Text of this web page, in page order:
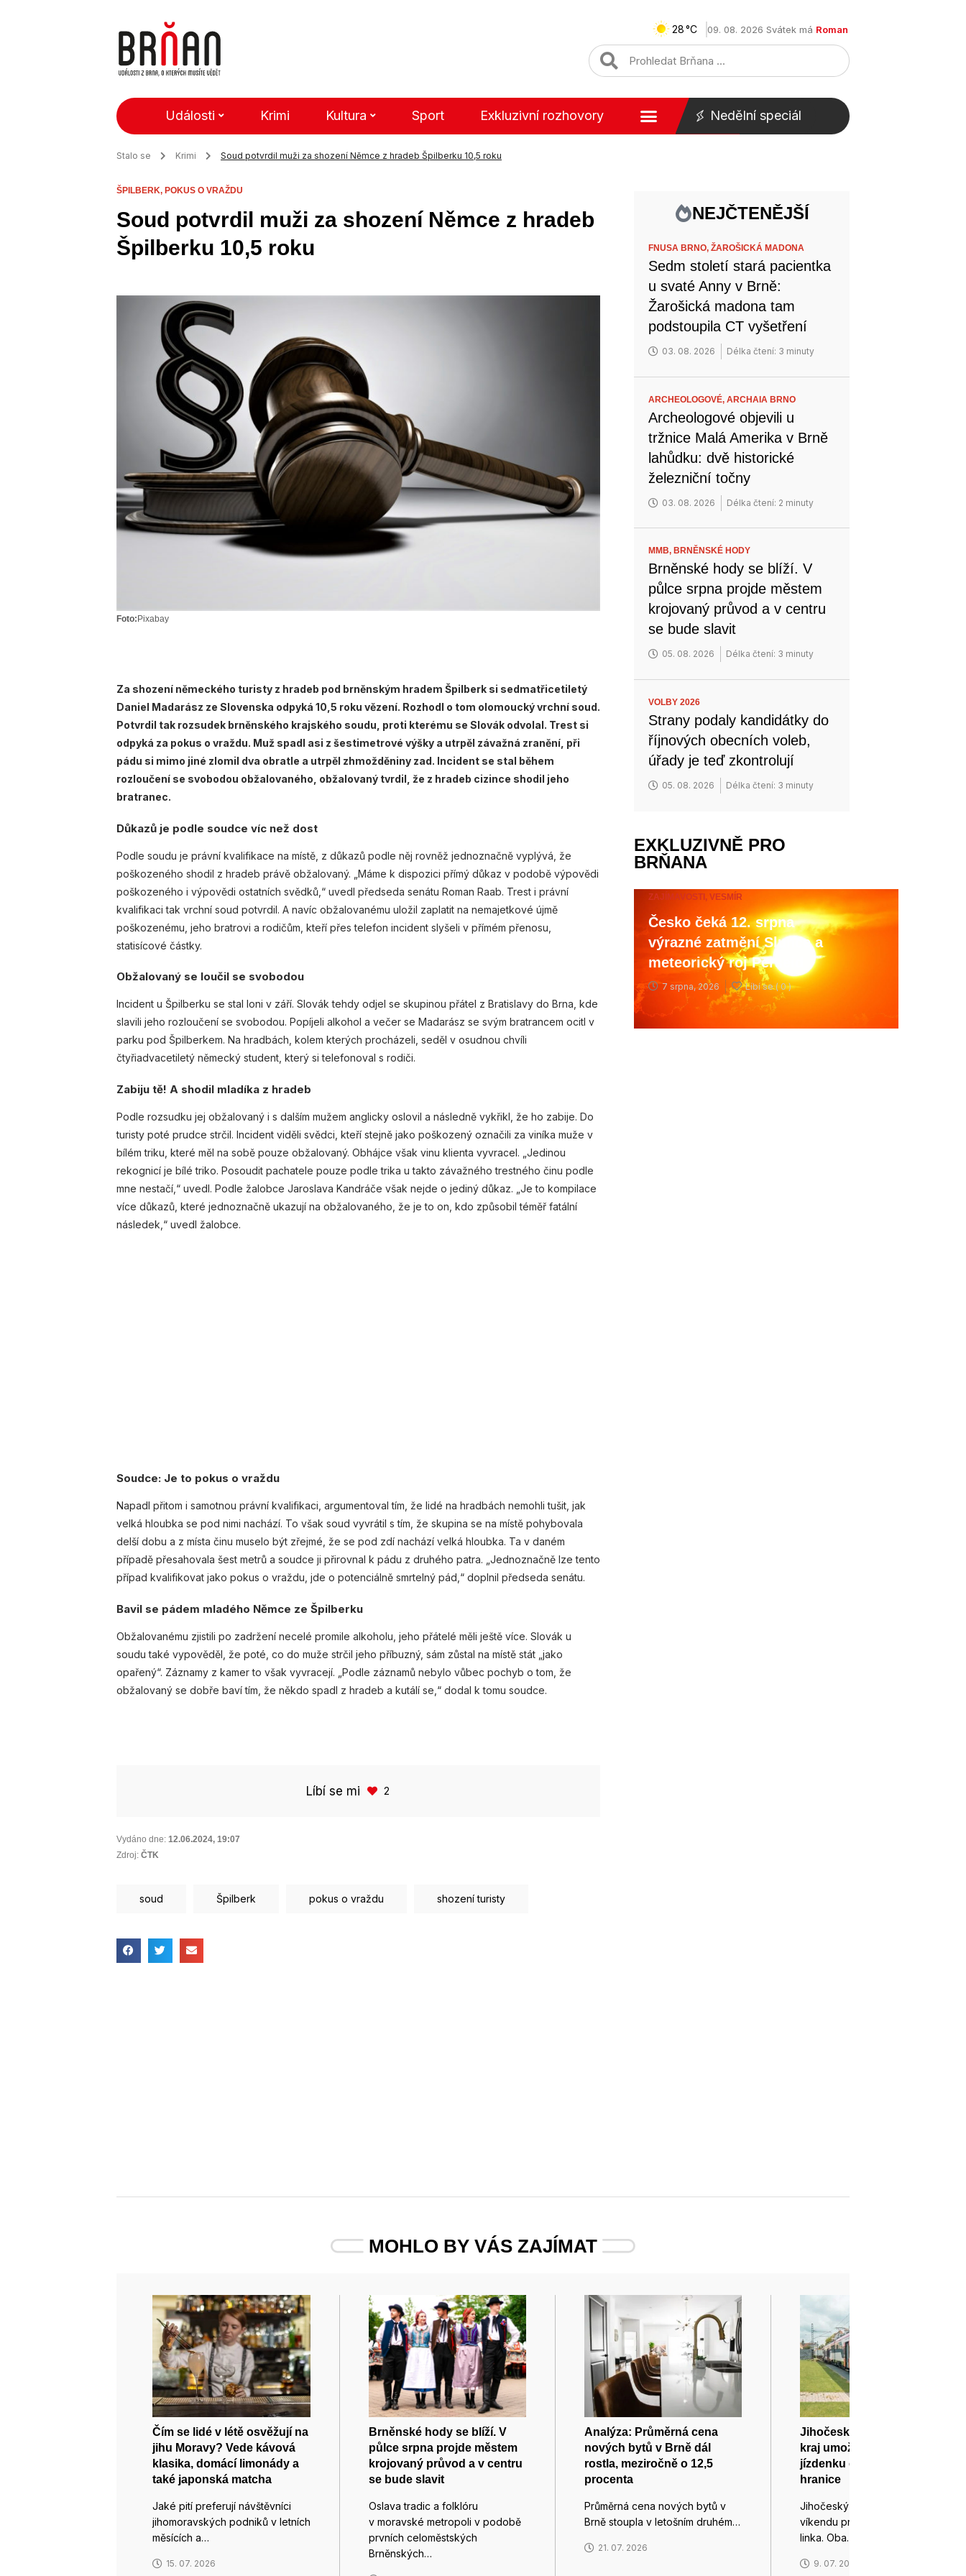
28 09. 08. 2026 Svátek má Roman
Události Krimi Kultura Sport Exkluzivní rozhovory Nedělní speciál
Stalo se Krimi Soud potvrdil muži za shození Němce z hradeb Špilberku 10,5 roku
ŠPILBERK, POKUS O VRAŽDU
Soud potvrdil muži za shození Němce z hradeb
Špilberku 10,5 roku
Foto: Pixabay
Za shození německého turisty z hradeb pod brněnským hradem Špilberk si sedmatřicetiletý
Daniel Madarász ze Slovenska odpyká 10,5 roku vězení. Rozhodl o tom olomoucký vrchní soud.
Potvrdil tak rozsudek brněnského krajského soudu, proti kterému se Slovák odvolal. Trest si
odpyká za pokus o vraždu. Muž spadl asi z šestimetrové výšky a utrpěl závažná zranění, při
pádu si mimo jiné zlomil dva obratle a utrpěl zhmožděniny zad. Incident se stal během
rozloučení se svobodou obžalovaného, obžalovaný tvrdil, že z hradeb cizince shodil jeho
bratranec.
Důkazů je podle soudce víc než dost
Podle soudu je právní kvalifikace na místě, z důkazů podle něj rovněž jednoznačně vyplývá, že
poškozeného shodil z hradeb právě obžalovaný. „Máme k dispozici přímý důkaz v podobě výpovědi
poškozeného i výpovědi ostatních svědků,“ uvedl předseda senátu Roman Raab. Trest i právní
kvalifikaci tak vrchní soud potvrdil. A navíc obžalovanému uložil zaplatit na nemajetkové újmě
poškozenému, jeho bratrovi a rodičům, kteří přes telefon incident slyšeli v přímém přenosu,
statisícové částky.
Obžalovaný se loučil se svobodou
Incident u Špilberku se stal loni v září. Slovák tehdy odjel se skupinou přátel z Bratislavy do Brna, kde
slavili jeho rozloučení se svobodou. Popíjeli alkohol a večer se Madarász se svým bratrancem ocitl v
parku pod Špilberkem. Na hradbách, kolem kterých procházeli, seděl v osudnou chvíli
čtyřiadvacetiletý německý student, který si telefonoval s rodiči.
Zabiju tě! A shodil mladíka z hradeb
Podle rozsudku jej obžalovaný i s dalším mužem anglicky oslovil a následně vykřikl, že ho zabije. Do
turisty poté prudce strčil. Incident viděli svědci, kteří stejně jako poškozený označili za viníka muže v
bílém triku, které měl na sobě pouze obžalovaný. Obhájce však vinu klienta vyvracel. „Jedinou
rekognicí je bílé triko. Posoudit pachatele pouze podle trika u takto závažného trestného činu podle
mne nestačí,“ uvedl. Podle žalobce Jaroslava Kandráče však nejde o jediný důkaz. „Je to kompilace
více důkazů, které jednoznačně ukazují na obžalovaného, že je to on, kdo způsobil téměř fatální
následek,“ uvedl žalobce.
Soudce: Je to pokus o vraždu
Napadl přitom i samotnou právní kvalifikaci, argumentoval tím, že lidé na hradbách nemohli tušit, jak
velká hloubka se pod nimi nachází. To však soud vyvrátil s tím, že skupina se na místě pohybovala
delší dobu a z místa činu muselo být zřejmé, že se pod zdí nachází velká hloubka. Ta v daném
případě přesahovala šest metrů a soudce ji přirovnal k pádu z druhého patra. „Jednoznačně lze tento
případ kvalifikovat jako pokus o vraždu, jde o potenciálně smrtelný pád,“ doplnil předseda senátu.
Bavil se pádem mladého Němce ze Špilberku
Obžalovanému zjistili po zadržení necelé promile alkoholu, jeho přátelé měli ještě více. Slovák u
soudu také vypověděl, že poté, co do muže strčil jeho příbuzný, sám zůstal na místě stát „jako
opařený“. Záznamy z kamer to však vyvracejí. „Podle záznamů nebylo vůbec pochyb o tom, že
obžalovaný se dobře baví tím, že někdo spadl z hradeb a kutálí se,“ dodal k tomu soudce.
Líbí se mi 2
Vydáno dne: 12.06.2024, 19:07
Zdroj: ČTK
soud Špilberk pokus o vraždu shození turisty
NEJČTENĚJŠÍ
FNUSA BRNO,ŽAROŠICKÁ MADONA
Sedm století stará pacientka
u svaté Anny v Brně:
Žarošická madona tam
podstoupila CT vyšetření
03. 08. 2026 Délka čtení: 3 minuty
ARCHEOLOGOVÉ,ARCHAIA BRNO
Archeologové objevili u
tržnice Malá Amerika v Brně
lahůdku: dvě historické
železniční točny
03. 08. 2026 Délka čtení: 2 minuty
MMB, BRNĚNSKÉ HODY
Brněnské hody se blíží. V
půlce srpna projde městem
krojovaný průvod a v centru
se bude slavit
05. 08. 2026 Délka čtení: 3 minuty
VOLBY 2026
Strany podaly kandidátky do
říjnových obecních voleb,
úřady je teď zkontrolují
05. 08. 2026 Délka čtení: 3 minuty
EXKLUZIVNĚ PRO
BRŇANA
ZAJÍMAVOSTI,VESMÍR
Česko čeká 12. srpna
výrazné zatmění Slunce a
meteorický roj Perseid
7 srpna, 2026 Líbí se (0 )
MOHLO BY VÁS ZAJÍMAT
Čím se lidé v létě osvěžují na
jihu Moravy? Vede kávová
klasika, domácí limonády a
také japonská matcha
Jaké pití preferují návštěvníci
jihomoravských podniků v letních
měsících a…
15. 07. 2026
Brněnské hody se blíží. V
půlce srpna projde městem
krojovaný průvod a v centru
se bude slavit
Oslava tradic a folklóru
v moravské metropoli v podobě
prvních celoměstských
Brněnských…
Analýza: Průměrná cena
nových bytů v Brně dál
rostla, meziročně o 12,5
procenta
Průměrná cena nových bytů v
Brně stoupla v letošním druhém…
21. 07. 2026
Jihočeský a Jihomoravský
kraj umožní na jednu
jízdenku cestovat přes své
hranice
Jihočeský a Jihomoravský kraj o
víkendu propojila cykloturistická
linka. Oba…
9. 07. 2026